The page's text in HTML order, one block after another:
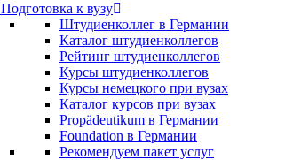
Подготовка к вузу
Штудиенколлег в Германии
Каталог штудиенколлегов
Рейтинг штудиенколлегов
Курсы штудиенколлегов
Курсы немецкого при вузах
Каталог курсов при вузах
Propädeutikum в Германии
Foundation в Германии
Рекомендуем пакет услуг